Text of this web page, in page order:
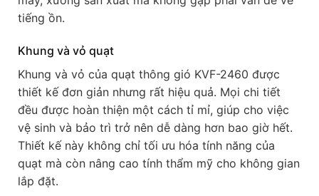
tiếng ồn.
Khung và vỏ quạt
Khung và vỏ của quạt thông gió KVF-2460 được
thiết kế đơn giản nhưng rất hiệu quả. Mọi chi tiết
đều được hoàn thiện một cách tỉ mỉ, giúp cho việc
vệ sinh và bảo trì trở nên dễ dàng hơn bao giờ hết.
Thiết kế này không chỉ tối ưu hóa tính năng của
quạt mà còn nâng cao tính thẩm mỹ cho không gian
lắp đặt.